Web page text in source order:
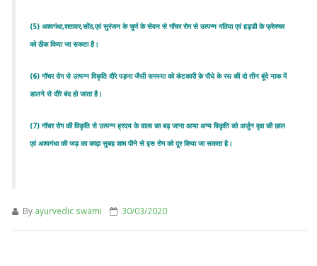
(5) अश्वगंधा,शतावर,सोंठ,एवं सुरंजन के चूर्ण के सेवन से गॉचर रोग से उत्पन्न गठिया एवं हड्डी के फ्रेक्चर
को ठीक किया जा सकता है।
(6) गॉचर रोग से उत्पन्न विकृति दौरे पड़ना जैसी समस्या को कंटकारी के पौधे के रस की दो तीन बूंदे नाक में
डालने से दौरे बंद हो जाता है।
(7) गॉचर रोग की विकृति से उत्पन्न ह्रदय के वाल्व का बढ़ जाना आया अन्य विकृति को अर्जुन वृक्ष की छाल
एवं अश्वगंधा की जड़ का काढ़ा सुबह शाम पीने से इस रोग को दूर किया जा सकता है।
By ayurvedic swami 30/03/2020